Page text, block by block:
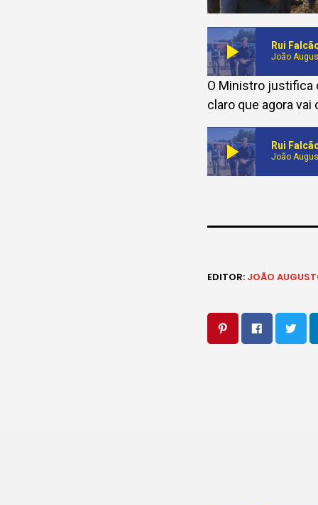
play_arrow Rui
João
O Ministro justifica
claro que agora vai
play_arrow Rui
João
EDITOR: JOÃO